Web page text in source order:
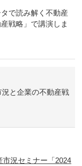
で読み解く不動産
戦略」で講演しま
と企業の不動産戦
況セミナー「2024